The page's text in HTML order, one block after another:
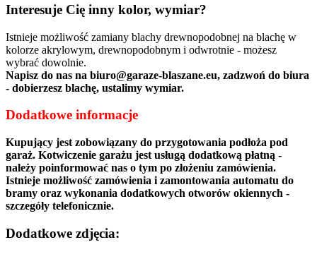
Interesuje Cię inny kolor, wymiar?
Istnieje możliwość zamiany blachy drewnopodobnej na blachę w
kolorze akrylowym, drewnopodobnym i odwrotnie - możesz
wybrać dowolnie.
Napisz do nas na biuro@garaze-blaszane.eu, zadzwoń do biura
- dobierzesz blachę, ustalimy wymiar.
Dodatkowe informacje
Kupujący jest zobowiązany do przygotowania podłoża pod
garaż. Kotwiczenie garażu jest usługą dodatkową płatną -
należy poinformować nas o tym po złożeniu zamówienia.
Istnieje możliwość zamówienia i zamontowania automatu do
bramy oraz wykonania dodatkowych otworów okiennych -
szczegóły telefonicznie.
Dodatkowe zdjęcia: